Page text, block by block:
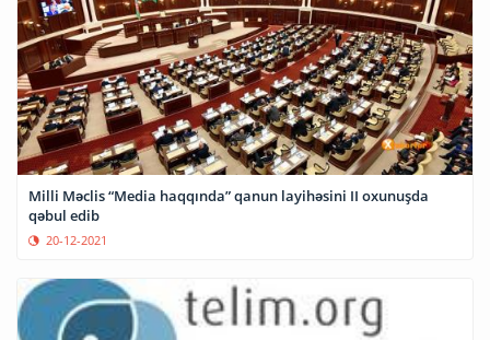
Milli Məclis “Media haqqında” qanun layihəsini II oxunuşda
qəbul edib
20-12-2021